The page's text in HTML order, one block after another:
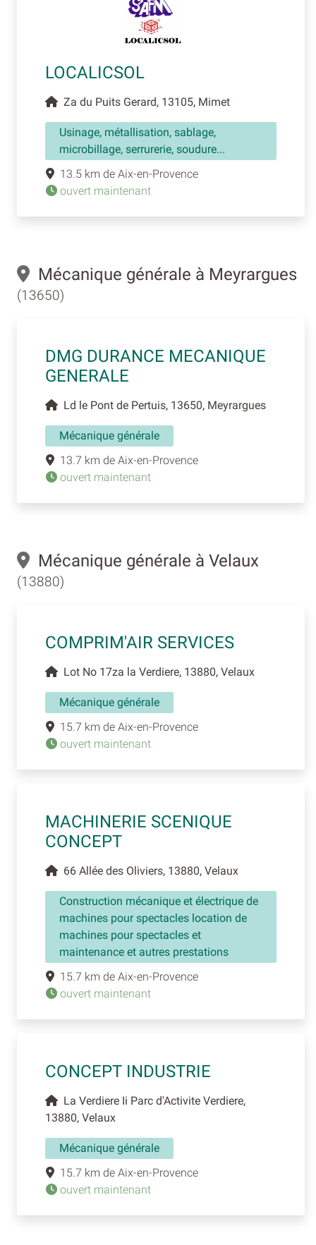
LOCALICSOL
Za du Puits Gerard, 13105, Mimet
Usinage, métallisation, sablage,
microbillage, serrurerie, soudure...
13.5 km de Aix-en-Provence
ouvert maintenant
Mécanique générale à Meyrargues
(13650)
DMG DURANCE MECANIQUE
GENERALE
Ld le Pont de Pertuis, 13650, Meyrargues
Mécanique générale
13.7 km de Aix-en-Provence
ouvert maintenant
Mécanique générale à Velaux
(13880)
COMPRIM'AIR SERVICES
Lot No 17za la Verdiere, 13880, Velaux
Mécanique générale
15.7 km de Aix-en-Provence
ouvert maintenant
MACHINERIE SCENIQUE
CONCEPT
66 Allée des Oliviers, 13880, Velaux
Construction mécanique et électrique de
machines pour spectacles location de
machines pour spectacles et
maintenance et autres prestations
15.7 km de Aix-en-Provence
ouvert maintenant
CONCEPT INDUSTRIE
La Verdiere Ii Parc d'Activite Verdiere,
13880, Velaux
Mécanique générale
15.7 km de Aix-en-Provence
ouvert maintenant